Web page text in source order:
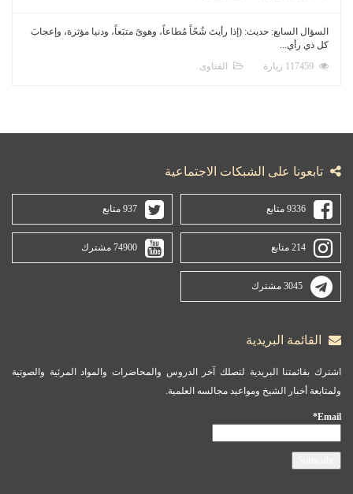
السؤال السابع: حديث: (إذا رأيتَ شُحّاً مُطاعاً، وهوىً متبَعاً، ودنيا مؤثرة، وإعجابَ
كل ذي رأي...
الفتاوى
تابعونا على الشبكات الاجتماعية
9336 متابع 937 متابع
214 متابع 74900 مشترك
3045 مشترك
القائمة البريدية
اشترك بقائمتنا البريدية لتصلك آخر الدروس والمحاضرات والمواد المرئية والصوتية
ولمتابعة أخبار الشيخ ومواعيد مجالسه العلمية.
Email*